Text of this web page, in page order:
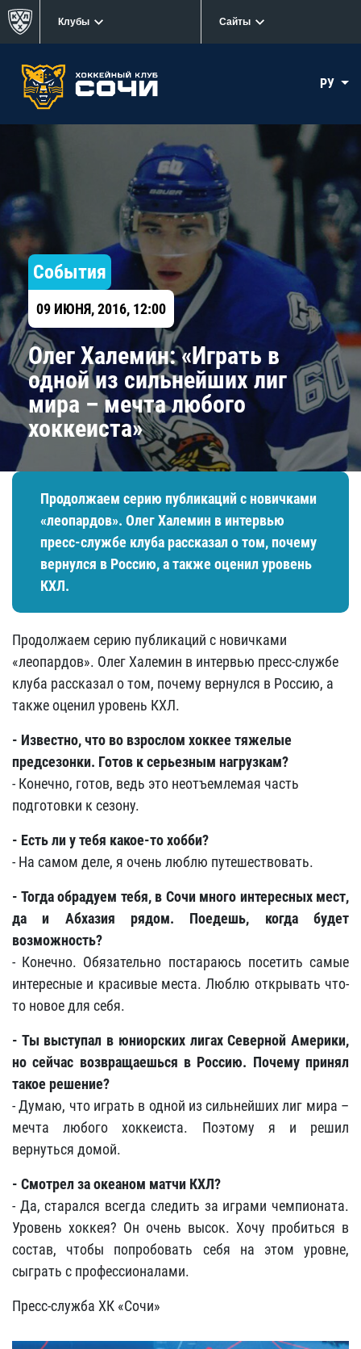
Клубы Сайты
РУ
События
09 ИЮНЯ, 2016, 12:00
​Олег Халемин: «Играть в
одной из сильнейших лиг
мира – мечта любого
хоккеиста»
Продолжаем серию публикаций с новичками
«леопардов». Олег Халемин в интервью
пресс-службе клуба рассказал о том, почему
вернулся в Россию, а также оценил уровень
КХЛ.
Продолжаем серию публикаций с новичками
«леопардов». Олег Халемин в интервью пресс-службе
клуба рассказал о том, почему вернулся в Россию, а
также оценил уровень КХЛ.
- Известно, что во взрослом хоккее тяжелые
предсезонки. Готов к серьезным нагрузкам?
- Конечно, готов, ведь это неотъемлемая часть
подготовки к сезону.
- Есть ли у тебя какое-то хобби?
- На самом деле, я очень люблю путешествовать.
- Тогда обрадуем тебя, в Сочи много интересных мест,
да и Абхазия рядом. Поедешь, когда будет
возможность?
- Конечно. Обязательно постараюсь посетить самые
интересные и красивые места. Люблю открывать что-
то новое для себя.
- Ты выступал в юниорских лигах Северной Америки,
но сейчас возвращаешься в Россию. Почему принял
такое решение?
- Думаю, что играть в одной из сильнейших лиг мира –
мечта любого хоккеиста. Поэтому я и решил
вернуться домой.
- Смотрел за океаном матчи КХЛ?
- Да, старался всегда следить за играми чемпионата.
Уровень хоккея? Он очень высок. Хочу пробиться в
состав, чтобы попробовать себя на этом уровне,
сыграть с профессионалами.
Пресс-служба ХК «Сочи»